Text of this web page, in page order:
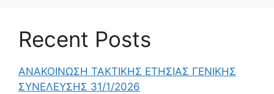
Recent Posts
ΑΝΑΚΟΙΝΩΣΗ ΤΑΚΤΙΚΗΣ ΕΤΗΣΙΑΣ ΓΕΝΙΚΗΣ
ΣΥΝΕΛΕΥΣΗΣ 31/1/2026